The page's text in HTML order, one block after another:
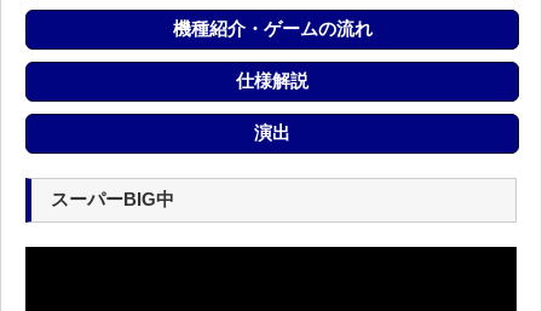
機種紹介・ゲームの流れ
仕様解説
演出
スーパーBIG中